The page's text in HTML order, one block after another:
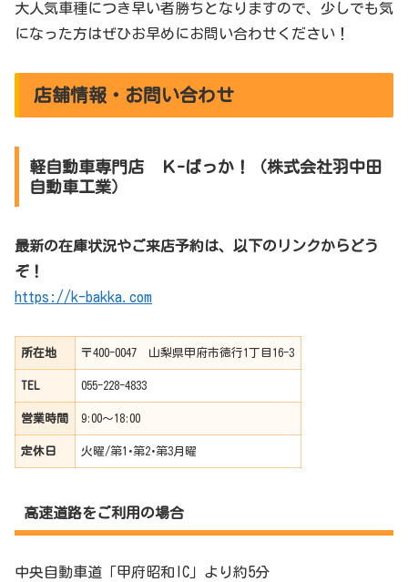
大人気車種につき早い者勝ちとなりますので、少しでも気
になった方はぜひお早めにお問い合わせください！
店舗情報・お問い合わせ
軽自動車専門店 Ｋ-ばっか！（株式会社羽中田
自動車工業）
最新の在庫状況やご来店予約は、以下のリンクからどう
ぞ！
https://k-bakka.com
所在地 〒400-0047 山梨県甲府市徳行1丁目16-3
TEL 055-228-4833
営業時間 9:00～18:00
定休日 火曜/第1･第2･第3月曜
高速道路をご利用の場合
中央自動車道「甲府昭和IC」より約5分